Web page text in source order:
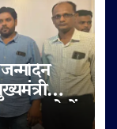
लोगों